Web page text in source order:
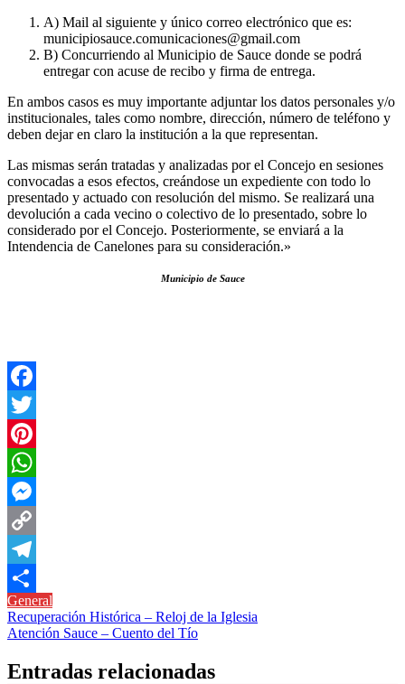
A) Mail al siguiente y único correo electrónico que es:
municipiosauce.comunicaciones@gmail.com
B) Concurriendo al Municipio de Sauce donde se podrá
entregar con acuse de recibo y firma de entrega.
En ambos casos es muy importante adjuntar los datos personales y/o
institucionales, tales como nombre, dirección, número de teléfono y
deben dejar en claro la institución a la que representan.
Las mismas serán tratadas y analizadas por el Concejo en sesiones
convocadas a esos efectos, creándose un expediente con todo lo
presentado y actuado con resolución del mismo. Se realizará una
devolución a cada vecino o colectivo de lo presentado, sobre lo
considerado por el Concejo. Posteriormente, se enviará a la
Intendencia de Canelones para su consideración.»
Municipio de Sauce
Facebook
Twitter
Pinterest
WhatsApp
Messenger
Copy
Link
Telegram
Compartir
General
Navegación
de
entradas
Recuperación Histórica – Reloj de la Iglesia
Atención Sauce – Cuento del Tío
Entradas relacionadas